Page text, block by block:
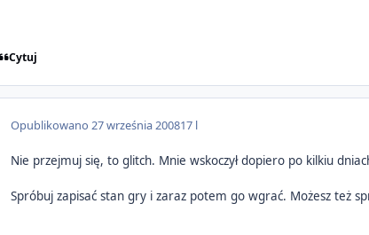
Cytuj
Opublikowano 27 września 200817 l
Nie przejmuj się, to glitch. Mnie wskoczył dopiero po kilkiu
Spróbuj zapisać stan gry i zaraz potem go wgrać. Możesz też